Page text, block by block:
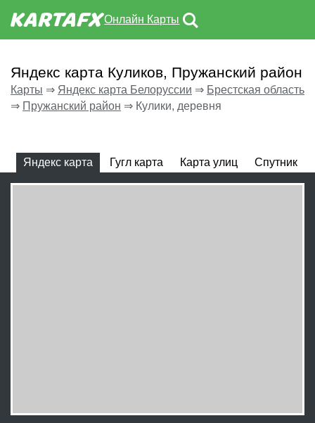
Онлайн Карты
Яндекс карта Куликов, Пружанский район
Карты ⇒ Яндекс карта Белоруссии ⇒ Брестская область
⇒ Пружанский район ⇒ Кулики, деревня
Яндекс карта Гугл карта Карта улиц Спутник